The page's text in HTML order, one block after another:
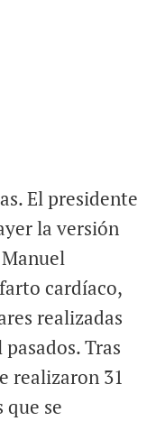
El presidente
la versión
cardíaco,
realizadas
Tras
realizaron 31
se